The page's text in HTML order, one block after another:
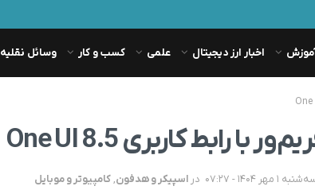
اخبار ارز دیجیتال علمی کسب و کار وسائل نقلیه
در اسپیکر و هدفون,کامپیوتر و موبایل